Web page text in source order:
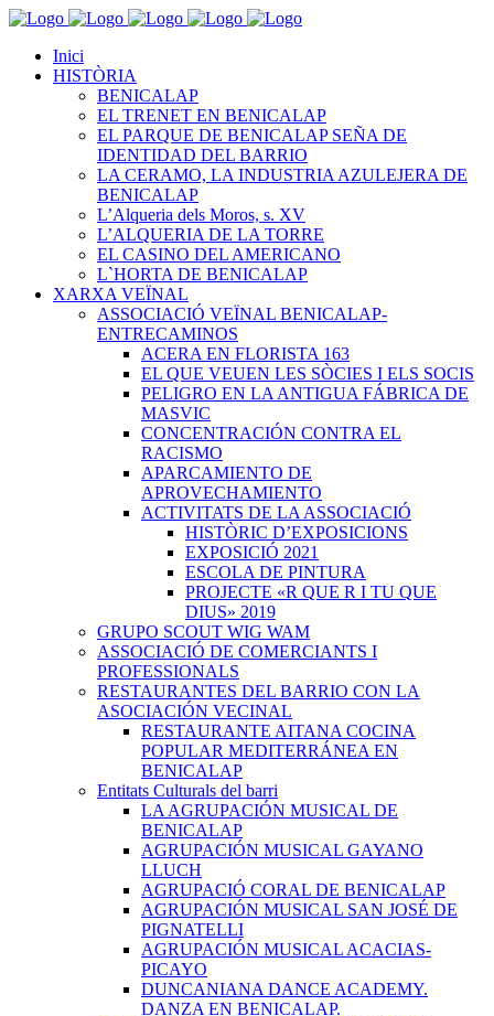
Inici
HISTÒRIA
BENICALAP
EL TRENET EN BENICALAP
EL PARQUE DE BENICALAP SEÑA DE
IDENTIDAD DEL BARRIO
LA CERAMO, LA INDUSTRIA AZULEJERA DE
BENICALAP
L’Alqueria dels Moros, s. XV
L’ALQUERIA DE LA TORRE
EL CASINO DEL AMERICANO
L`HORTA DE BENICALAP
XARXA VEÏNAL
ASSOCIACIÓ VEÏNAL BENICALAP-
ENTRECAMINOS
ACERA EN FLORISTA 163
EL QUE VEUEN LES SÒCIES I ELS SOCIS
PELIGRO EN LA ANTIGUA FÁBRICA DE
MASVIC
CONCENTRACIÓN CONTRA EL
RACISMO
APARCAMIENTO DE
APROVECHAMIENTO
ACTIVITATS DE LA ASSOCIACIÓ
HISTÒRIC D’EXPOSICIONS
EXPOSICIÓ 2021
ESCOLA DE PINTURA
PROJECTE «R QUE R I TU QUE
DIUS» 2019
GRUPO SCOUT WIG WAM
ASSOCIACIÓ DE COMERCIANTS I
PROFESSIONALS
RESTAURANTES DEL BARRIO CON LA
ASOCIACIÓN VECINAL
RESTAURANTE AITANA COCINA
POPULAR MEDITERRÁNEA EN
BENICALAP
Entitats Culturals del barri
LA AGRUPACIÓN MUSICAL DE
BENICALAP
AGRUPACIÓN MUSICAL GAYANO
LLUCH
AGRUPACIÓ CORAL DE BENICALAP
AGRUPACIÓN MUSICAL SAN JOSÉ DE
PIGNATELLI
AGRUPACIÓN MUSICAL ACACIAS-
PICAYO
DUNCANIANA DANCE ACADEMY.
DANZA EN BENICALAP.